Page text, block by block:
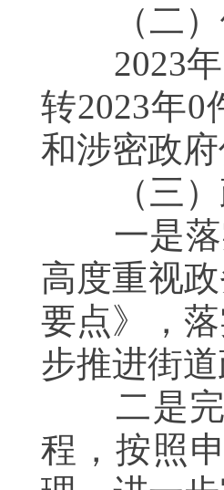
（二）
2023年
转2023年0
和涉密政
（三）政
一是落实
高度重视
要点》，
步推进街
二是完
程，按照